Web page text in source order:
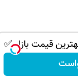
قیمت بازار ✅